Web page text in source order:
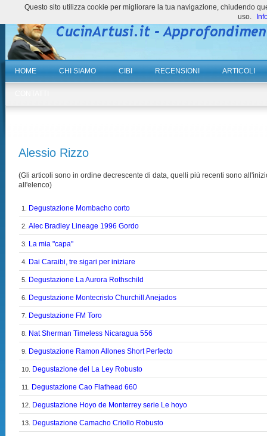
HOME CHI SIAMO CIBI RECENSIONI ARTICOLI
Alessio Rizzo
(Gli articoli sono in ordine decrescente di data, quelli più recenti sono
all'elenco)
1. Degustazione Mombacho corto
2.Alec Bradley Lineage 1996 Gordo
3. La mia "capa"
4. Dai Caraibi, tre sigari per iniziare
5. Degustazione La Aurora Rothschild
6. Degustazione Montecristo Churchill Anejados
7. Degustazione FM Toro
8. Nat Sherman Timeless Nicaragua 556
9. Degustazione Ramon Allones Short Perfecto
10. Degustazione del La Ley Robusto
11. Degustazione Cao Flathead 660
12. Degustazione Hoyo de Monterrey serie Le hoyo
13. Degustazione Camacho Criollo Robusto
Questo sito utilizza cookie per migliorare la tua navigazione, chiudendo
uso.